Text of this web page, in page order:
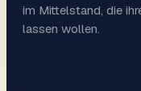
im Mittelstand, die
lassen wollen.